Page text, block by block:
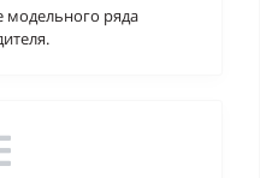
модельного ряда